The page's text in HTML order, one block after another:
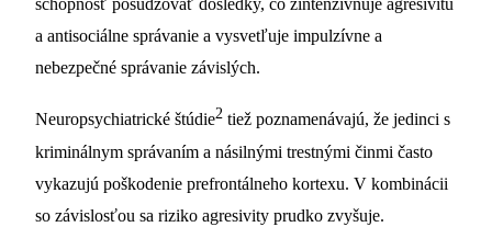
a antisociálne správanie a vysvetľuje impulzívne a
nebezpečné správanie závislých.
Neuropsychiatrické štúdie2 tiež poznamenávajú, že jedinci s
kriminálnym správaním a násilnými trestnými činmi často
vykazujú poškodenie prefrontálneho kortexu. V kombinácii
so závislosťou sa riziko agresivity prudko zvyšuje.